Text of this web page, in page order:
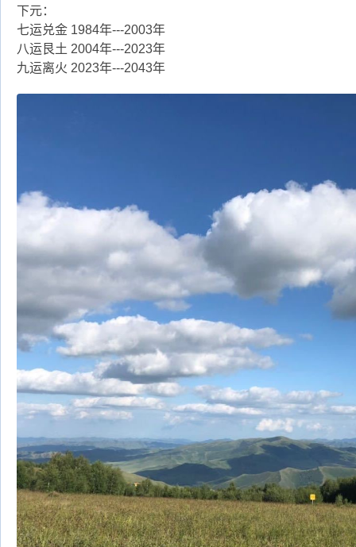
下元：
七运兑金 1984年---2003年
八运艮土 2004年---2023年
九运离火 2023年---2043年